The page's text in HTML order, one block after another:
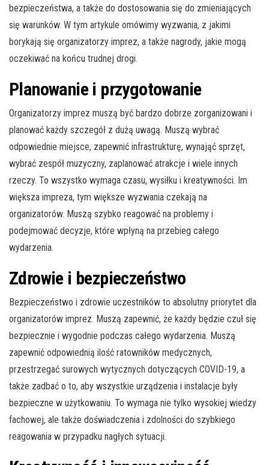
bezpieczeństwa, a także do dostosowania się do zmieniających
się warunków. W tym artykule omówimy wyzwania, z jakimi
borykają się organizatorzy imprez, a także nagrody, jakie mogą
oczekiwać na końcu trudnej drogi.
Planowanie i przygotowanie
Organizatorzy imprez muszą być bardzo dobrze zorganizowani i
planować każdy szczegół z dużą uwagą. Muszą wybrać
odpowiednie miejsce, zapewnić infrastrukturę, wynająć sprzęt,
wybrać zespół muzyczny, zaplanować atrakcje i wiele innych
rzeczy. To wszystko wymaga czasu, wysiłku i kreatywności. Im
większa impreza, tym większe wyzwania czekają na
organizatorów. Muszą szybko reagować na problemy i
podejmować decyzje, które wpłyną na przebieg całego
wydarzenia.
Zdrowie i bezpieczeństwo
Bezpieczeństwo i zdrowie uczestników to absolutny priorytet dla
organizatorów imprez. Muszą zapewnić, że każdy będzie czuł się
bezpiecznie i wygodnie podczas całego wydarzenia. Muszą
zapewnić odpowiednią ilość ratowników medycznych,
przestrzegać surowych wytycznych dotyczących COVID-19, a
także zadbać o to, aby wszystkie urządzenia i instalacje były
bezpieczne w użytkowaniu. To wymaga nie tylko wysokiej wiedzy
fachowej, ale także doświadczenia i zdolności do szybkiego
reagowania w przypadku nagłych sytuacji.